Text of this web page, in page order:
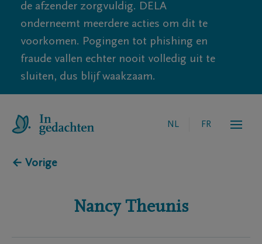
de afzender zorgvuldig. DELA
onderneemt meerdere acties om dit te
voorkomen. Pogingen tot phishing en
fraude vallen echter nooit volledig uit te
sluiten, dus blijf waakzaam.
NL FR
← Vorige
Nancy Theunis